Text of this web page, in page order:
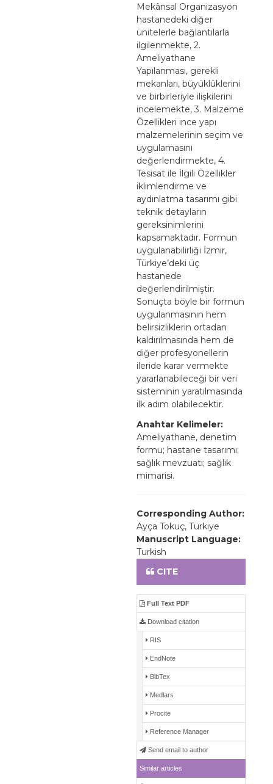
Mekânsal Organizasyon
hastanedeki diğer
ünitelerle bağlantılarla
ilgilenmekte, 2.
Ameliyathane
Yapılanması, gerekli
mekanları, büyüklüklerini
ve birbirleriyle ilişkilerini
incelemekte, 3. Malzeme
Özellikleri ince yapı
malzemelerinin seçim ve
uygulamasını
değerlendirmekte, 4.
Tesisat ile İlgili Özellikler
iklimlendirme ve
aydınlatma tasarımı gibi
teknik detayların
gereksinimlerini
kapsamaktadır. Formun
uygulanabilirliği İzmir,
Türkiye’deki üç
hastanede
değerlendirilmiştir.
Sonuçta böyle bir formun
uygulanmasının hem
belirsizliklerin ortadan
kaldırılmasında hem de
diğer profesyonellerin
ileride karar vermekte
yararlanabileceği bir veri
sisteminin yaratılmasında
ilk adım olabilecektir.
Anahtar Kelimeler:
Ameliyathane, denetim
formu; hastane tasarımı;
sağlık mevzuatı; sağlık
mimarisi.
Corresponding Author:
Ayça Tokuç, Türkiye
Manuscript Language:
Turkish
CITE
Full Text PDF
Download citation
RIS
EndNote
BibTex
Medlars
Procite
Reference Manager
Send email to author
Similar articles